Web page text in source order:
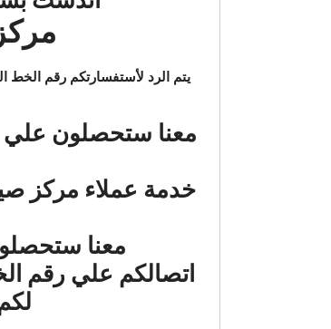
مركز
يتم الرد لأستفسارتكم رقم الخط
معنا ستحصلون علي
خدمة عملاء مركز
معنا